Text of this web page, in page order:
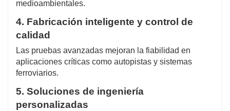
medioambientales.
4. Fabricación inteligente y control de
calidad
Las pruebas avanzadas mejoran la fiabilidad en
aplicaciones críticas como autopistas y sistemas
ferroviarios.
5. Soluciones de ingeniería
personalizadas